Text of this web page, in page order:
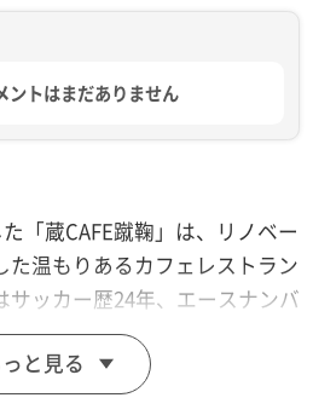
ントはまだありません
「蔵CAFE蹴鞠」は、リノベー
た温もりあるカフェレストラン
サッカー歴24年、エースナンバ
マンです。その経験を活かし店
キンカレーは自家製米を使い、
やすい優しい味。デザートの
と見る